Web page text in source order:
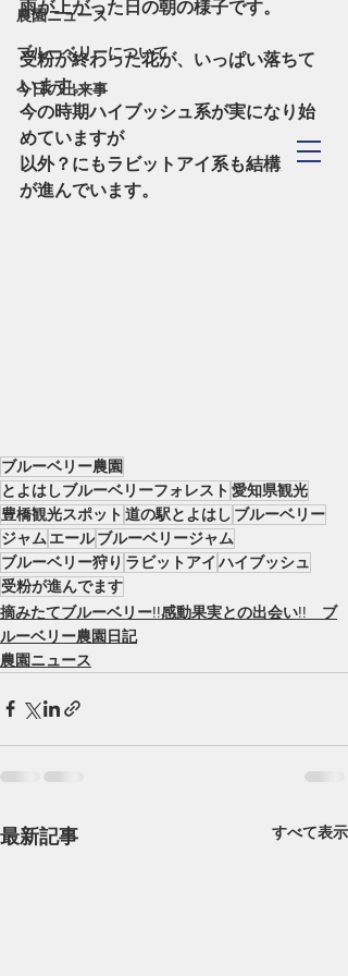
TOYOHASHI
​Blueberry Forest
農園ニュース
ブルーベリーについて
今日の出来事
雨が上がった日の朝の様子です。
受粉が終わった花が、いっぱい落ちて
います。
今の時期ハイブッシュ系が実になり始
めていますが
以外？にもラビットアイ系も結構受粉
が進んでいます。
ブルーベリー農園
とよはしブルーベリーフォレスト 愛知県観光
豊橋観光スポット 道の駅とよはし ブルーベリー
ジャム エールブルーベリージャム
ブルーベリー狩り ラビットアイ ハイブッシュ
受粉が進んでます
摘みたてブルーベリー!!感動果実との出会い!! ブ
ルーベリー農園日記
農園ニュース
最新記事 すべて表示